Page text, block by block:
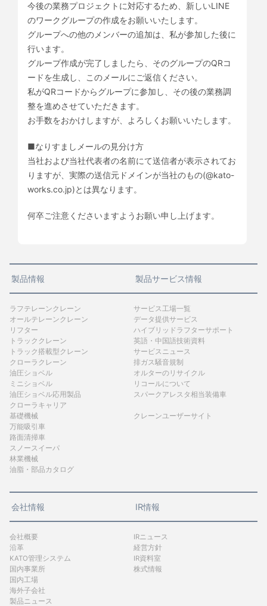
今後の業務プロジェクトに対応するため、新しいLINE
のワークグループの作成をお願いいたします。
グループへの他のメンバーの追加は、私が参加した後に
行います。
グループ作成が完了しましたら、そのグループのQRコ
ードを生成し、このメールにご返信ください。
私がQRコードからグループに参加し、その後の業務調
整を進めさせていただきます。
お手数をおかけしますが、よろしくお願いいたします。
■なりすましメールの見分け方
当社および当社代表者の名前にて送信者が表示されてお
りますが、実際の送信元ドメインが当社のもの(@kato-
works.co.jp)とは異なります。
何卒ご注意くださいますようお願い申し上げます。
製品情報
ラフテレーンクレーン
オールテレーンクレーン
リフター
トラッククレーン
トラック搭載型クレーン
クローラクレーン
油圧ショベル
ミニショベル
油圧ショベル応用製品
クローラキャリア
基礎機械
万能吸引車
路面清掃車
スノースイーパ
林業機械
油脂・部品カタログ
製品サービス情報
サービス工場一覧
データ提供サービス
ハイブリッドラフターサポート
英語・中国語技術資料
サービスニュース
排ガス騒音規制
オルターのリサイクル
リコールについて
スパークアレスタ相当装備車
クレーンユーザーサイト
会社情報
会社概要
沿革
KATO管理システム
国内事業所
国内工場
海外子会社
製品ニュース
IR情報
IRニュース
経営方針
IR資料室
株式情報